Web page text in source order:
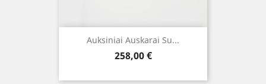
Auksiniai Auskarai Su...
Kaina
258,00 €